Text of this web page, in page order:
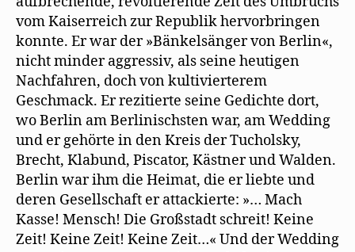
vom Kaiserreich zur Republik hervorbringen
konnte. Er war der »Bänkelsänger von Berlin«,
nicht minder aggressiv, als seine heutigen
Nachfahren, doch von kultivierterem
Geschmack. Er rezitierte seine Gedichte dort,
wo Berlin am Berlinischsten war, am Wedding
und er gehörte in den Kreis der Tucholsky,
Brecht, Klabund, Piscator, Kästner und Walden.
Berlin war ihm die Heimat, die er liebte und
deren Gesellschaft er attackierte: »… Mach
Kasse! Mensch! Die Großstadt schreit! Keine
Zeit! Keine Zeit! Keine Zeit…« Und der Wedding